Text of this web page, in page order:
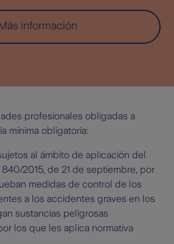
información
profesionales obligadas a
mínima obligatoria:
al ámbito de aplicación del
2015, de 21 de septiembre, por
medidas de control de los
a los accidentes graves en los
sustancias peligrosas
los que les aplica normativa